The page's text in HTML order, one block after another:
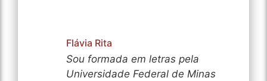
Flávia Rita
Sou formada em letras pela
Universidade Federal de Minas